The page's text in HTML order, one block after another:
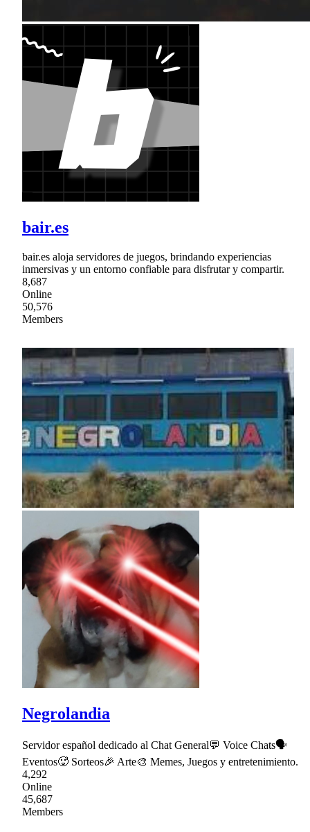
bair.es
bair.es aloja servidores de juegos, brindando experiencias
inmersivas y un entorno confiable para disfrutar y compartir.
8,687
Online
50,576
Members
Negrolandia
Servidor español dedicado al Chat General💬 Voice Chats🗣
Eventos🥵 Sorteos🎉 Arte🎨 Memes, Juegos y entretenimiento.
4,292
Online
45,687
Members